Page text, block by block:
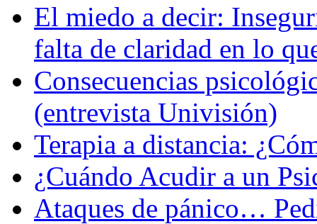
El miedo a decir:
falta de claridad en lo
Consecuencias
(entrevista Univisión)
Terapia a distancia:
¿Cuándo Acudir a un
Ataques de pánico…